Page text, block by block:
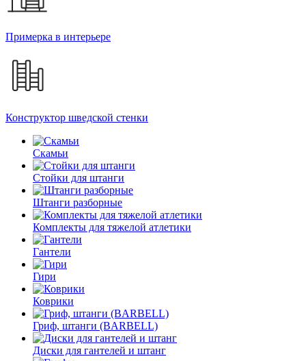
Примерка в интерьере
Конструктор шведской стенки
Скамьи
Стойки для штанги
Штанги разборные
Комплекты для тяжелой атлетики
Гантели
Гири
Коврики
Гриф, штанги (BARBELL)
Диски для гантелей и штанг